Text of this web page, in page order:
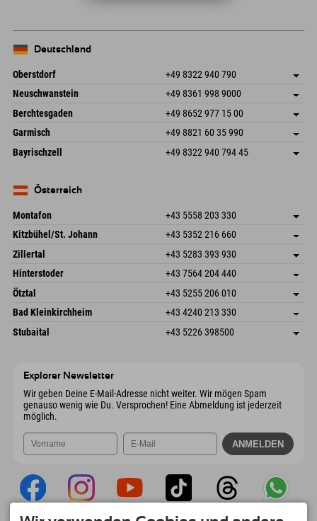
Deutschland
Oberstdorf +49 8322 940 790
An der Breitach 3
Deutschland
Adresse speichern
Mail senden
Neuschwanstein +49 8361 998 9000
An der Riese 45
87484 Nesselwang im Allgäu
Deutschland
Adresse speichern
Buchen
Mail senden
Berchtesgaden +49 8652 977 15 00
Hofreitstr. 7
Deutschland
Adresse speichern
Mail senden
Garmisch +49 8821 60 35 990
Frickenstraße 22
82490 Farchant
Adresse speichern
Buchen
Bayrischzell +49 8322 940 794 45
Deutschland
Österreich
Montafon +43 5558 203 330
Dorfstr. 127b
6793 Gaschurn/Montafon
Österreich
Adresse speichern
Mail senden
Kitzbühel/St. Johann +43 5352 216 660
Speckbacherstraße 87
6380 St. Johann in Tirol
Österreich
Adresse speichern
Buchen
Mail senden
Zillertal +43 5283 393 930
Schmiedau 2
Österreich
Adresse speichern
Mail senden
Hinterstoder +43 7564 204 440
Freizeitpark 10
4573 Hinterstoder
Österreich
Adresse speichern
Buchen
Mail senden
Ötztal +43 5255 206 010
Gscheat 14
Österreich
Adresse speichern
Mail senden
Bad Kleinkirchheim +43 4240 213 330
Dorfstraße 24
9546 Bad Kleinkirchheim
Adresse speichern
Buchen
Stubaital +43 5226 398500
Explorer Newsletter
Wir geben Deine E-Mail-Adresse nicht weiter. Wir mögen Spam
genauso wenig wie Du. Versprochen! Eine Abmeldung ist jederzeit
möglich.